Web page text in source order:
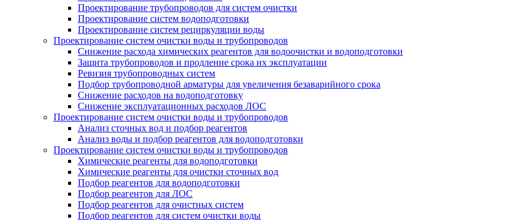
Проектирование трубопроводов для систем очистки
Проектирование систем водоподготовки
Проектирование систем рециркуляции воды
Проектирование систем очистки воды и трубопроводов
Снижение расхода химических реагентов для водоочистки и водоподготовки
Защита трубопроводов и продление срока их эксплуатации
Ревизия трубопроводных систем
Подбор трубопроводной арматуры для увеличения безаварийного срока
Снижение расходов на водоподготовку
Снижение эксплуатационных расходов ЛОС
Проектирование систем очистки воды и трубопроводов
Анализ сточных вод и подбор реагентов
Анализ воды и подбор реагентов для водоподготовки
Проектирование систем очистки воды и трубопроводов
Химические реагенты для водоподготовки
Химические реагенты для очистки сточных вод
Подбор реагентов для водоподготовки
Подбор реагентов для ЛОС
Подбор реагентов для очистных систем
Подбор реагентов для систем очистки воды